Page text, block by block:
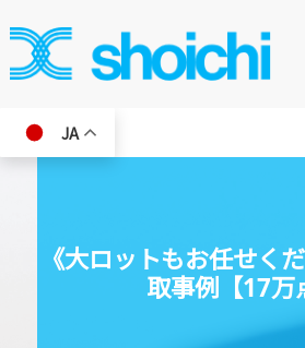
JA
《大ロットもお任せく
取事例【17万